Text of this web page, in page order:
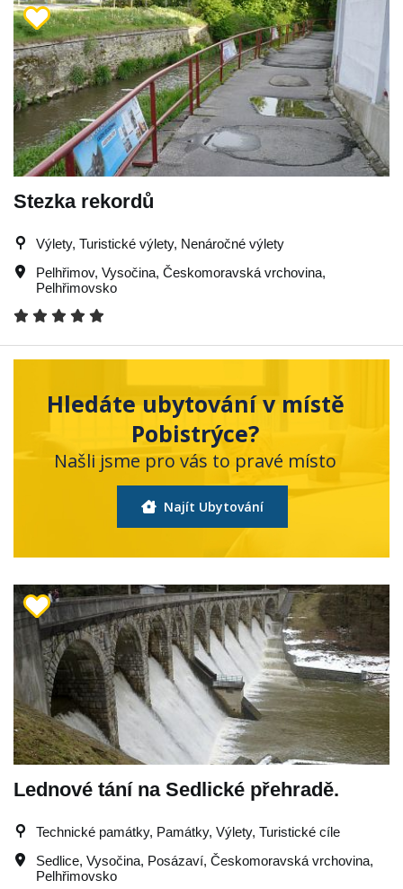
Stezka rekordů
Výlety, Turistické výlety, Nenáročné výlety
Pelhřimov, Vysočina, Českomoravská vrchovina,
Pelhřimovsko
Hledáte ubytování v místě
Pobistrýce?
Našli jsme pro vás to pravé místo
Najít Ubytování
Lednové tání na Sedlické přehradě.
Technické památky, Památky, Výlety, Turistické cíle
Sedlice, Vysočina, Posázaví, Českomoravská vrchovina,
Pelhřimovsko